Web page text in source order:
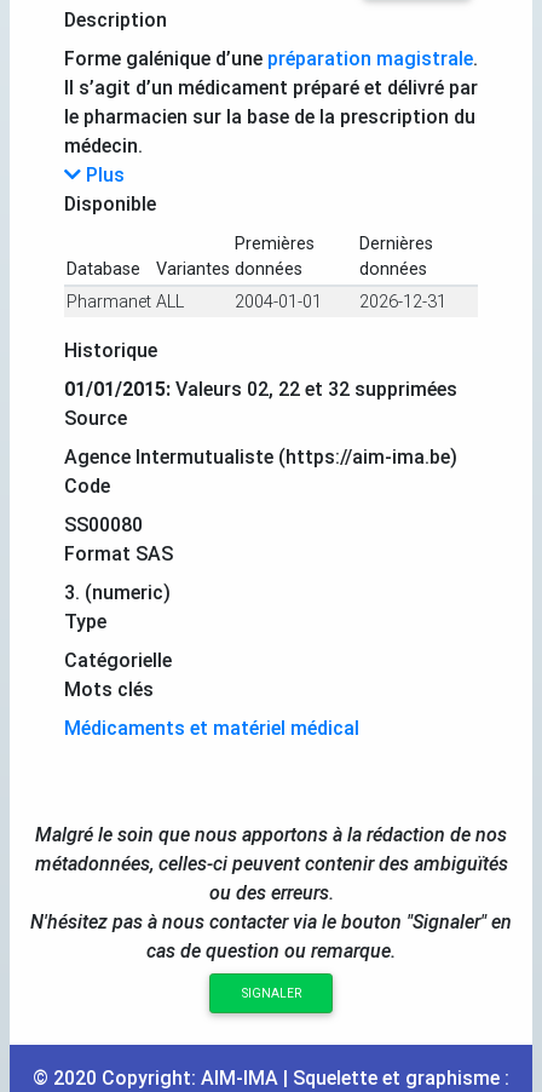
Description
Forme galénique d’une préparation magistrale.
Il s’agit d’un médicament préparé et délivré par
le pharmacien sur la base de la prescription du
médecin.
Plus
Disponible
Database Variantes
Premières
données
Dernières
données
Pharmanet ALL 2004-01-01 2026-12-31
Historique
01/01/2015: Valeurs 02, 22 et 32 supprimées
Source
Agence Intermutualiste (https://aim-ima.be)
Code
SS00080
Format SAS
3. (numeric)
Type
Catégorielle
Mots clés
Médicaments et matériel médical
Malgré le soin que nous apportons à la rédaction de nos
métadonnées, celles-ci peuvent contenir des ambiguïtés
ou des erreurs.
N'hésitez pas à nous contacter via le bouton "Signaler" en
cas de question ou remarque.
SIGNALER
© 2020 Copyright: AIM-IMA | Squelette et graphisme :